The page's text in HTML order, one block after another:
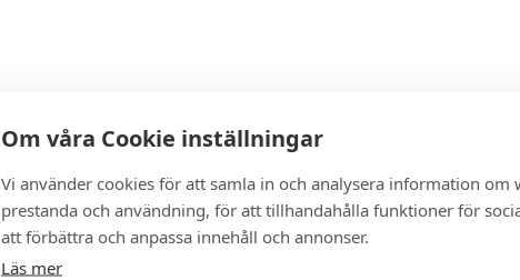
Om våra Cookie inställningar
Vi använder cookies för att samla in och analysera information om
prestanda och användning, för att tillhandahålla funktioner för
att förbättra och anpassa innehåll och annonser.
Läs mer